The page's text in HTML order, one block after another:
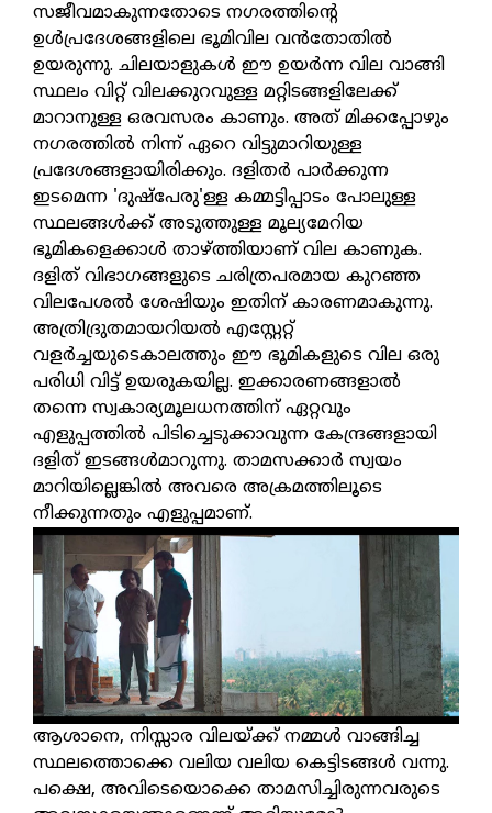
സജീവമാകുന്നതോടെ നഗരത്തിന്റെ
ഉൾപ്രദേശങ്ങളിലെ ഭൂമിവില വൻതോതിൽ
ഉയരുന്നു. ചിലയാളുകൾ ഈ ഉയർന്ന വില വാങ്ങി
സ്ഥലം വിറ്റ് വിലക്കുറവുള്ള മറ്റിടങ്ങളിലേക്ക്
മാറാനുള്ള ഒരവസരം കാണും. അത് മിക്കപ്പോഴും
നഗരത്തിൽ നിന്ന് ഏറെ വിട്ടുമാറിയുള്ള
പ്രദേശങ്ങളായിരിക്കും. ദളിതർ പാർക്കുന്ന
ഇടമെന്ന 'ദുഷ്പേരു'ള്ള കമ്മട്ടിപ്പാടം പോലുള്ള
സ്ഥലങ്ങൾക്ക് അടുത്തുള്ള മൂല്യമേറിയ
ഭൂമികളെക്കാൾ താഴ്ത്തിയാണ് വില കാണുക.
ദളിത് വിഭാഗങ്ങളുടെ ചരിത്രപരമായ കുറഞ്ഞ
വിലപേശൽ ശേഷിയും ഇതിന് കാരണമാകുന്നു.
അത്രിദ്രുതമായറിയൽ എസ്റ്റേറ്റ്
വളർച്ചയുടെകാലത്തും ഈ ഭൂമികളുടെ വില ഒരു
പരിധി വിട്ട് ഉയരുകയില്ല. ഇക്കാരണങ്ങളാൽ
തന്നെ സ്വകാര്യമൂലധനത്തിന് ഏറ്റവും
എളുപ്പത്തിൽ പിടിച്ചെടുക്കാവുന്ന കേന്ദ്രങ്ങളായി
ദളിത് ഇടങ്ങൾമാറുന്നു. താമസക്കാർ സ്വയം
മാറിയില്ലെങ്കിൽ അവരെ അക്രമത്തിലൂടെ
നീക്കുന്നതും എളുപ്പമാണ്.
ആശാനെ, നിസ്സാര വിലയ്ക്ക് നമ്മൾ വാങ്ങിച്ച
സ്ഥലത്തൊക്കെ വലിയ വലിയ കെട്ടിടങ്ങൾ വന്നു.
പക്ഷെ, അവിടെയൊക്കെ താമസിച്ചിരുന്നവരുടെ